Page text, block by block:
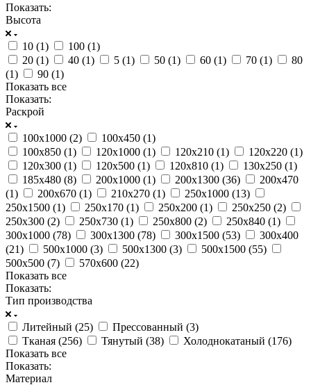
Показать:
Высота
10 (1) 100 (1)
20 (1) 40 (1) 5 (1) 50 (1) 60 (1) 70 (1)
80
(1) 90 (1)
Показать все
Показать:
Раскрой
100х1000 (2) 100х450 (1)
100х850 (1) 120х1000 (1) 120х210 (1) 120х220 (1)
120х300 (1) 120х500 (1) 120х810 (1) 130х250 (1)
185х480 (8) 200х1000 (1) 200х1300 (36)
200х470
(1) 200х670 (1) 210х270 (1) 250х1000 (13)
250х1500 (1) 250х170 (1) 250х200 (1) 250х250 (2)
250х300 (2) 250х730 (1) 250х800 (2) 250х840 (1)
300х1000 (78) 300х1300 (78) 300х1500 (53)
300х400
(21) 500х1000 (3) 500х1300 (3) 500х1500 (55)
500х500 (7) 570х600 (22)
Показать все
Показать:
Тип производства
Литейный (25) Прессованный (3)
Тканая (256) Тянутый (38) Холоднокатаный (176)
Показать все
Показать:
Материал